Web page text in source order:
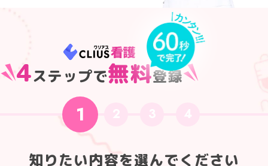
4ステップで無料登録
1 2 3 4
知りたい内容を選んでください